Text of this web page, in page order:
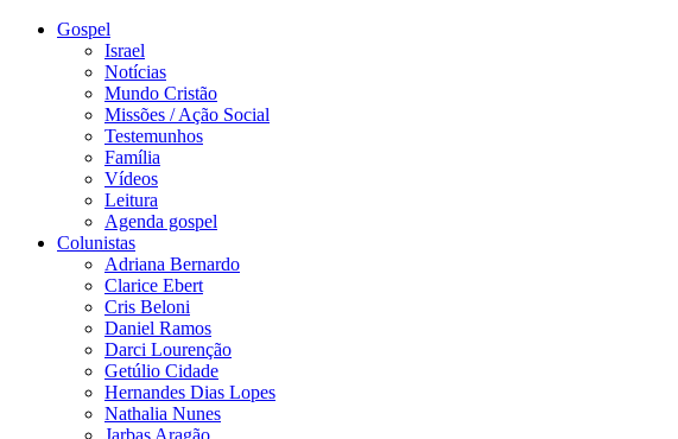
Gospel
Israel
Notícias
Mundo Cristão
Missões / Ação Social
Testemunhos
Família
Vídeos
Leitura
Agenda gospel
Colunistas
Adriana Bernardo
Clarice Ebert
Cris Beloni
Daniel Ramos
Darci Lourenção
Getúlio Cidade
Hernandes Dias Lopes
Nathalia Nunes
Jarbas Aragão